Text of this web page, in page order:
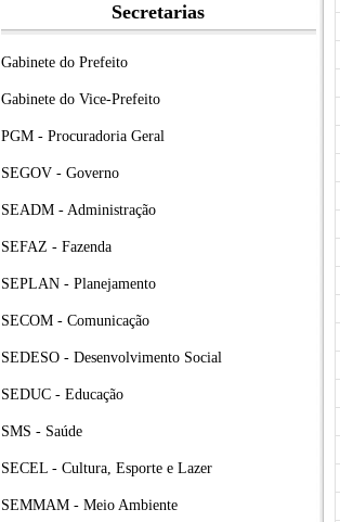
Secretarias
Gabinete do Prefeito
Gabinete do Vice-Prefeito
PGM - Procuradoria Geral
SEGOV - Governo
SEADM - Administração
SEFAZ - Fazenda
SEPLAN - Planejamento
SECOM - Comunicação
SEDESO - Desenvolvimento Social
SEDUC - Educação
SMS - Saúde
SECEL - Cultura, Esporte e Lazer
SEMMAM - Meio Ambiente